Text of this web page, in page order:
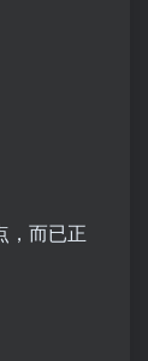
，而已正